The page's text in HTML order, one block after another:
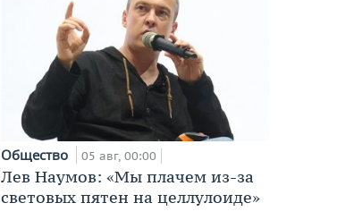
Общество 05 авг, 00:00
Лев Наумов: «Мы плачем из-за
световых пятен на целлулоиде»